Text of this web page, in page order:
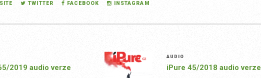
TWITTER FACEBOOK INSTAGRAM
2019 audio verze
AUDIO
iPure 45/2018 audio verze